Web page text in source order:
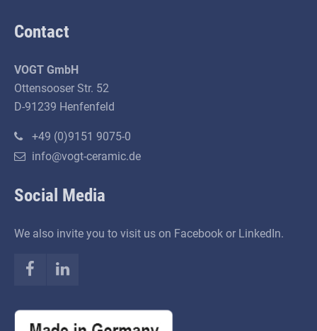
Contact
VOGT GmbH
Ottensooser Str. 52
D-91239 Henfenfeld
+49 (0)9151 9075-0
info@vogt-ceramic.de
Social Media
We also invite you to visit us on Facebook or LinkedIn.